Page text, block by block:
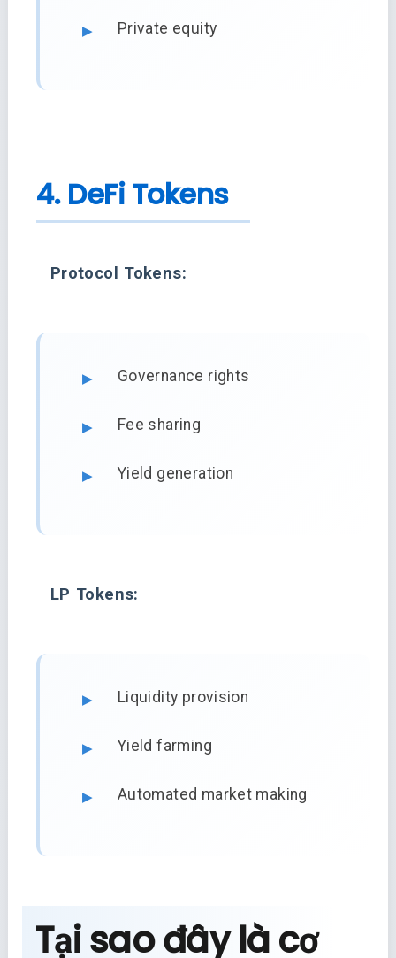
Private equity
4. DeFi Tokens
Protocol Tokens:
Governance rights
Fee sharing
Yield generation
LP Tokens:
Liquidity provision
Yield farming
Automated market making
Tại sao đây là cơ